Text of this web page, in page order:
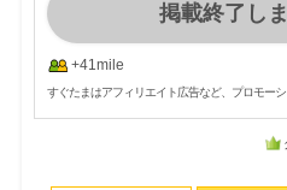
掲載終了し
+41mile
すぐたまはアフィリエイト広告など、プロモー